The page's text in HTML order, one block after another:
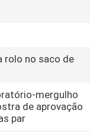
rolo no saco de
mergulho
de aprovação
par